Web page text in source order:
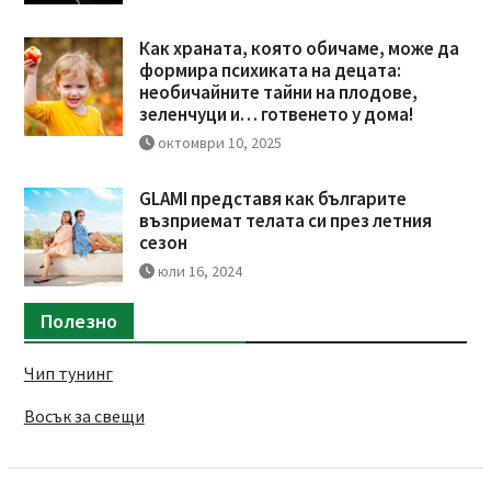
Как храната, която обичаме, може да
формира психиката на децата:
необичайните тайни на плодове,
зеленчуци и… готвенето у дома!
октомври 10, 2025
GLAMI представя как българите
възприемат телата си през летния
сезон
юли 16, 2024
Полезно
Чип тунинг
Восък за свещи